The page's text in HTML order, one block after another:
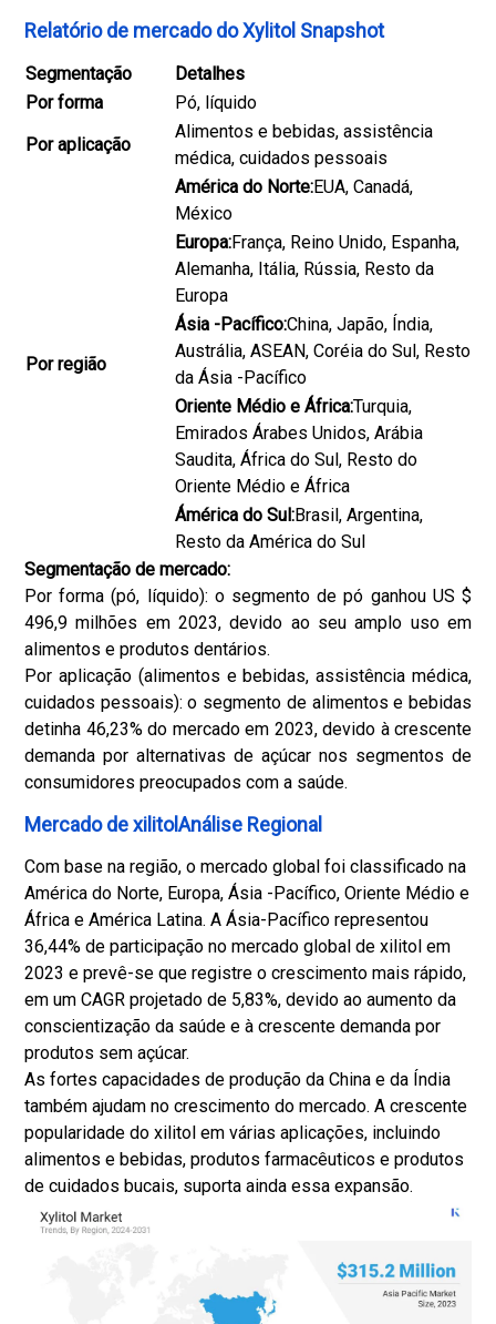
Relatório de mercado do Xylitol Snapshot
Segmentação
Detalhes
Por forma
Pó, líquido
Por aplicação
Alimentos e bebidas, assistência
médica, cuidados pessoais
Por região
América do Norte:EUA, Canadá,
México
Europa:França, Reino Unido, Espanha,
Alemanha, Itália, Rússia, Resto da
Europa
Ásia -Pacífico:China, Japão, Índia,
Austrália, ASEAN, Coréia do Sul, Resto
da Ásia -Pacífico
Oriente Médio e África:Turquia,
Emirados Árabes Unidos, Arábia
Saudita, África do Sul, Resto do
Oriente Médio e África
Ámérica do Sul:Brasil, Argentina,
Resto da América do Sul
Segmentação de mercado:
Por forma (pó, líquido): o segmento de pó ganhou US $
496,9 milhões em 2023, devido ao seu amplo uso em
alimentos e produtos dentários.
Por aplicação (alimentos e bebidas, assistência médica,
cuidados pessoais): o segmento de alimentos e bebidas
detinha 46,23% do mercado em 2023, devido à crescente
demanda por alternativas de açúcar nos segmentos de
consumidores preocupados com a saúde.
Mercado de xilitolAnálise Regional
Com base na região, o mercado global foi classificado na
América do Norte, Europa, Ásia -Pacífico, Oriente Médio e
África e América Latina. A Ásia-Pacífico representou
36,44% de participação no mercado global de xilitol em
2023 e prevê-se que registre o crescimento mais rápido,
em um CAGR projetado de 5,83%, devido ao aumento da
conscientização da saúde e à crescente demanda por
produtos sem açúcar.
As fortes capacidades de produção da China e da Índia
também ajudam no crescimento do mercado. A crescente
popularidade do xilitol em várias aplicações, incluindo
alimentos e bebidas, produtos farmacêuticos e produtos
de cuidados bucais, suporta ainda essa expansão.